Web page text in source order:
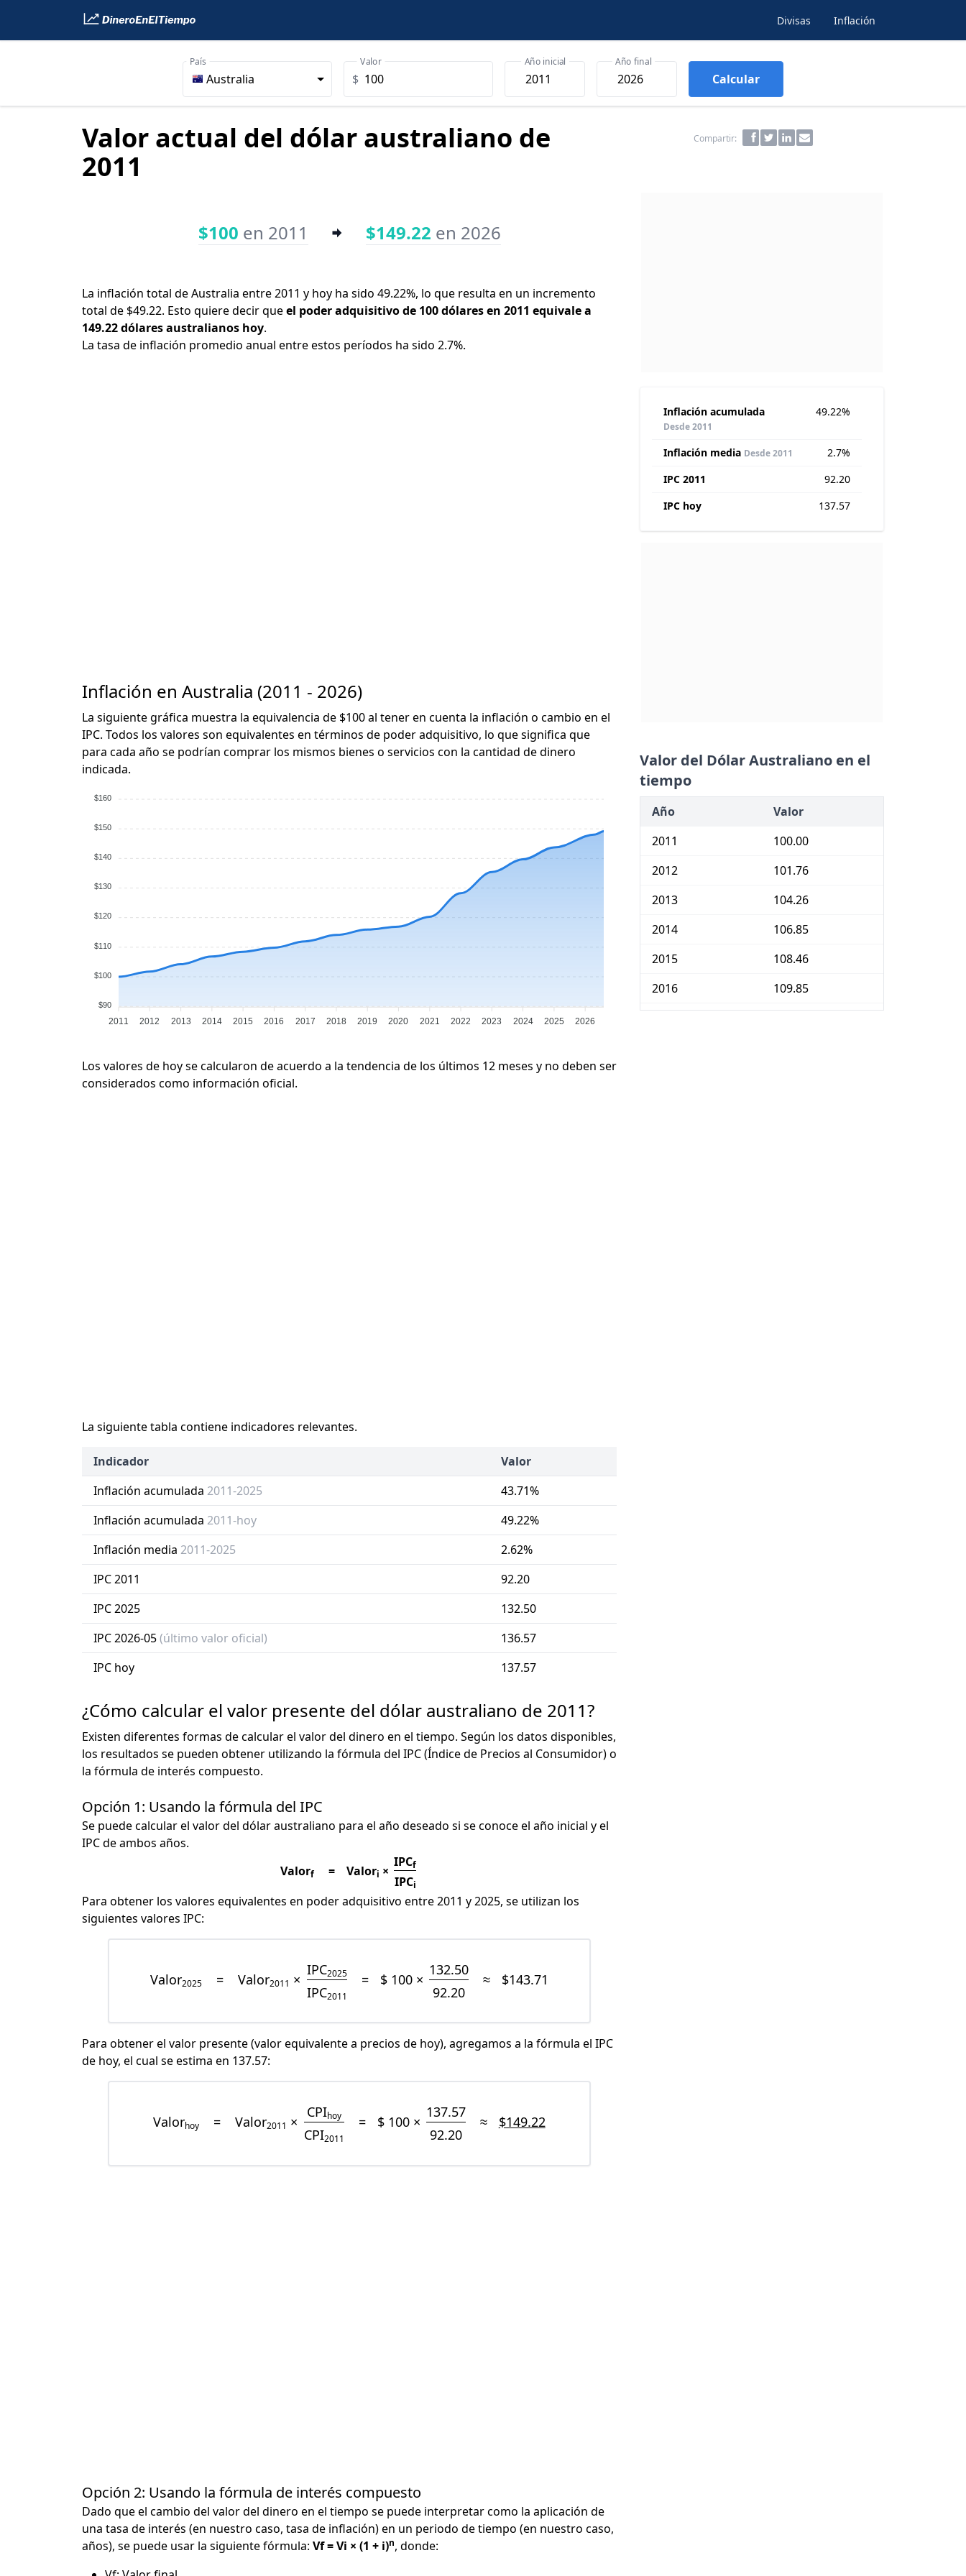
Divisas Inflación
Australia
País
$
Valor Año inicial Año final
Calcular
Valor actual del dólar australiano de
2011
Compartir:
$100 en 2011 $149.22 en 2026
La inflación total de Australia entre 2011 y hoy ha sido 49.22%, lo que resulta en un incremento
total de $49.22. Esto quiere decir queel poder adquisitivo de 100 dólares en 2011 equivale a
149.22 dólares australianos hoy.
La tasa de inflación promedio anual entre estos períodos ha sido 2.7%.
Inflación en Australia (2011 - 2026)
La siguiente gráfica muestra la equivalencia de $100 al tener en cuenta la inflación o cambio en el
IPC. Todos los valores son equivalentes en términos de poder adquisitivo, lo que significa que
para cada año se podrían comprar los mismos bienes o servicios con la cantidad de dinero
indicada.
$160
$150
$140
$130
$120
$110
$100
$90
2011 2012 2013 2014 2015 2016 2017 2018 2019 2020 2021 2022 2023 2024 2025 2026
Los valores de hoy se calcularon de acuerdo a la tendencia de los últimos 12 meses y no deben ser
considerados como información oficial.
La siguiente tabla contiene indicadores relevantes.
Indicador
Valor
Inflación acumulada 2011-2025
43.71%
Inflación acumulada 2011-hoy
49.22%
Inflación media 2011-2025
2.62%
IPC 2011
92.20
IPC 2025
132.50
IPC 2026-05(último valor oficial)
136.57
IPC hoy
137.57
¿Cómo calcular el valor presente del dólar australiano de 2011?
Existen diferentes formas de calcular el valor del dinero en el tiempo. Según los datos disponibles,
los resultados se pueden obtener utilizando la fórmula del IPC (Índice de Precios al Consumidor) o
la fórmula de interés compuesto.
Opción 1: Usando la fórmula del IPC
Se puede calcular el valor del dólar australiano para el año deseado si se conoce el año inicial y el
IPC de ambos años.
Valorf = Valori ×
IPCf
IPCi
Para obtener los valores equivalentes en poder adquisitivo entre 2011 y 2025, se utilizan los
siguientes valores IPC:
Valor2025 = Valor2011 ×
IPC2025
IPC2011
= $ 100 ×
132.50
92.20
≈ $143.71
Para obtener el valor presente (valor equivalente a precios de hoy), agregamos a la fórmula el IPC
de hoy, el cual se estima en 137.57:
Valorhoy = Valor2011 ×
CPIhoy
CPI2011
= $ 100 ×
137.57
92.20
≈ $149.22
Opción 2: Usando la fórmula de interés compuesto
Dado que el cambio del valor del dinero en el tiempo se puede interpretar como la aplicación de
una tasa de interés (en nuestro caso, tasa de inflación) en un periodo de tiempo (en nuestro caso,
años), se puede usar la siguiente fórmula: Vf = Vi × (1 + i)n, donde:
Inflación acumulada
Desde 2011
49.22%
Inflación media Desde 2011
2.7%
IPC 2011
92.20
IPC hoy
137.57
Valor del Dólar Australiano en el
tiempo
Año
Valor
2011
100.00
2012
101.76
2013
104.26
2014
106.85
2015
108.46
2016
109.85